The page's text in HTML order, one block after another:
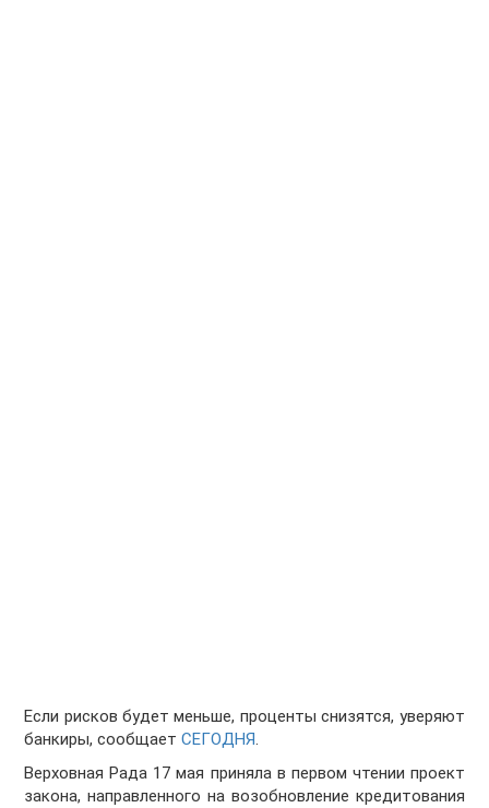
Если рисков будет меньше, проценты снизятся, уверяют
банкиры, сообщаетСЕГОДНЯ.
Верховная Рада 17 мая приняла в первом чтении проект
закона, направленного на возобновление кредитования